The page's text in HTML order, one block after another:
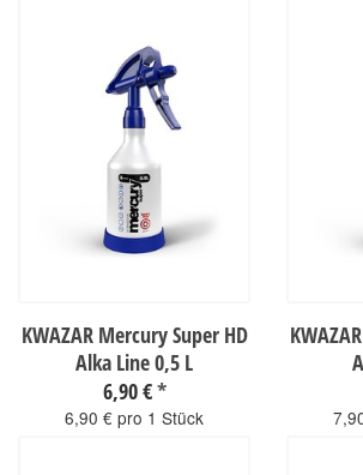
KWAZAR Mercury Super HD
Alka Line 0,5 L
6,90 €*
6,90 € pro 1 Stück